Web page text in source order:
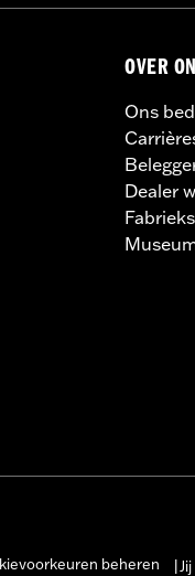
OVER
Ons
Dealer
beheren